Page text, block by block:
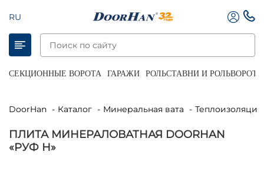
RU
СЕКЦИОННЫЕ ВОРОТА ГАРАЖИ РОЛЬСТАВНИ И РОЛЬВОРОТА
DoorHan Каталог Минеральная вата
ПЛИТА МИНЕРАЛОВАТНАЯ DOORHAN
«РУФ Н»